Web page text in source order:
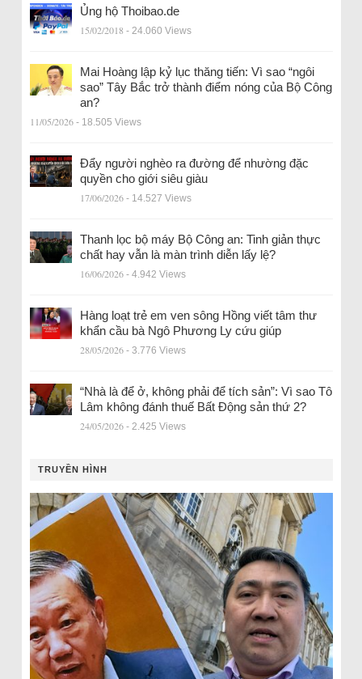
Ủng hộ Thoibao.de
15/02/2018 - 24.060 Views
Mai Hoàng lập kỷ lục thăng tiến: Vì sao “ngôi
sao” Tây Bắc trở thành điểm nóng của Bộ Công
an?
11/05/2026 - 18.505 Views
Đẩy người nghèo ra đường để nhường đặc
quyền cho giới siêu giàu
17/06/2026 - 14.527 Views
Thanh lọc bộ máy Bộ Công an: Tinh giản thực
chất hay vẫn là màn trình diễn lấy lệ?
16/06/2026 - 4.942 Views
Hàng loạt trẻ em ven sông Hồng viết tâm thư
khẩn cầu bà Ngô Phương Ly cứu giúp
28/05/2026 - 3.776 Views
“Nhà là để ở, không phải để tích sản”: Vì sao Tô
Lâm không đánh thuế Bất Động sản thứ 2?
24/05/2026 - 2.425 Views
TRUYỀN HÌNH